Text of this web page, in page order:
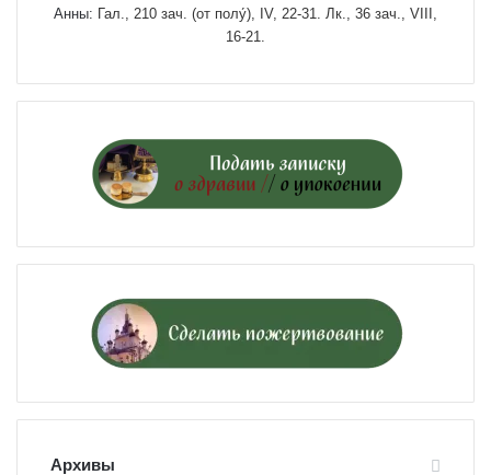
Анны: Гал., 210 зач. (от полу́), IV, 22-31.
Лк., 36 зач., VIII,
16-21.
Архивы